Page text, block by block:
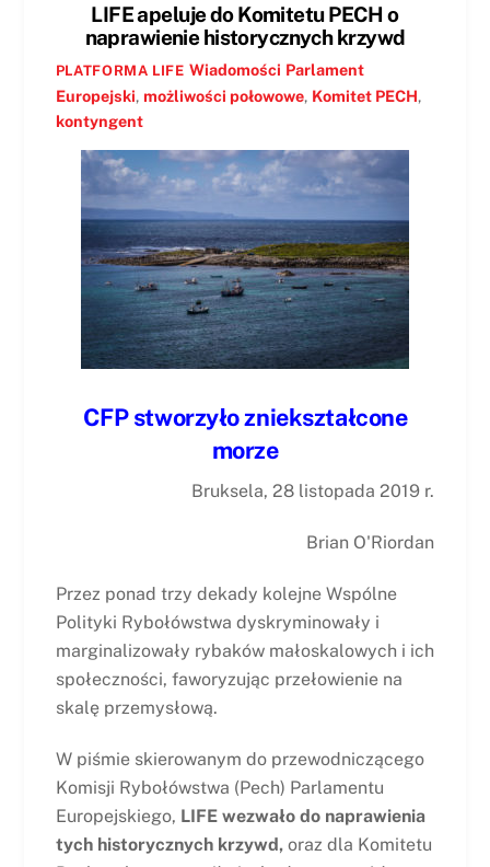
LIFE apeluje do Komitetu PECH o
naprawienie historycznych krzywd
PLATFORMA LIFE Wiadomości Parlament
Europejski, możliwości połowowe, Komitet PECH,
kontyngent
CFP stworzyło zniekształcone
morze
Bruksela, 28 listopada 2019 r.
Brian O'Riordan
Przez ponad trzy dekady kolejne Wspólne
Polityki Rybołówstwa dyskryminowały i
marginalizowały rybaków małoskalowych i ich
społeczności, faworyzując przełowienie na
skalę przemysłową.
W piśmie skierowanym do przewodniczącego
Komisji Rybołówstwa (Pech) Parlamentu
Europejskiego, LIFE wezwało do naprawienia
tych historycznych krzywd,oraz dla Komitetu